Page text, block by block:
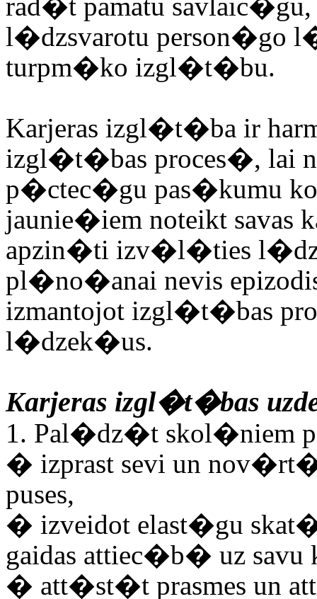
l�dzsvarotu person�go
turpm�ko izgl�t�bu.
Karjeras izgl�t�ba ir
izgl�t�bas proces�, lai
p�ctec�gu pas�kumu
jaunie�iem noteikt savas
apzin�ti izv�l�ties
pl�no�anai nevis
izmantojot izgl�t�bas
l�dzek�us.
Karjeras izgl�t�bas
1. Pal�dz�t skol�niem
� izprast sevi un
puses,
� izveidot elast�gu
gaidas attiec�b� uz savu
� att�st�t prasmes un